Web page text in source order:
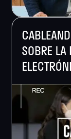
SOBRE LA